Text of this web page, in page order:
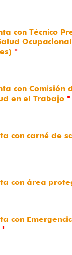
con Técnico
*
con Comisión
en el Trabajo *
con carné de
con área
con
*